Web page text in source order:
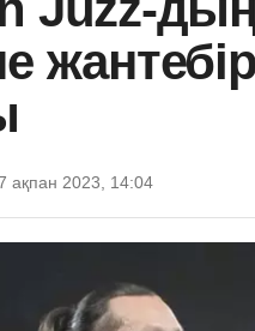
ақпан 2023, 14:04